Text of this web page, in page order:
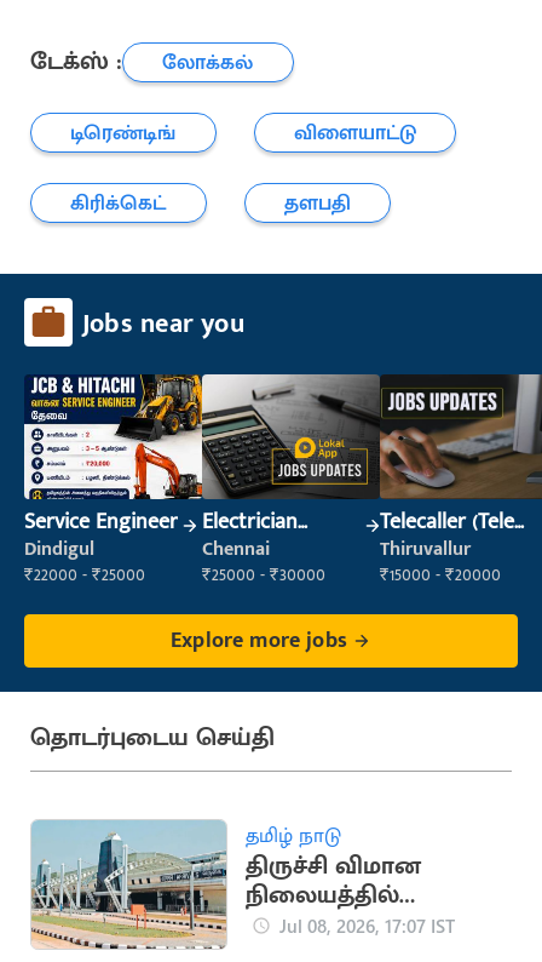
டேக்ஸ் :
லோக்கல்
டிரெண்டிங்
விளையாட்டு
கிரிக்கெட்
தளபதி
Jobs near you
Service Engineer
Dindigul
₹22000 - ₹25000
Electrician
(Construction)
Chennai
₹25000 - ₹30000
Telecaller (Tele
Sales)
Thiruvallur
₹15000 - ₹20000
Explore more jobs
தொடர்புடைய செய்தி
தமிழ் நாடு
திருச்சி விமான
நிலையத்தில்
அதிநவீன பாதுகாப்பு
Jul 08, 2026, 17:07 IST